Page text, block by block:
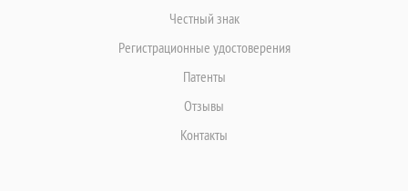
Честный знак
Регистрационные удостоверения
Патенты
Отзывы
Контакты